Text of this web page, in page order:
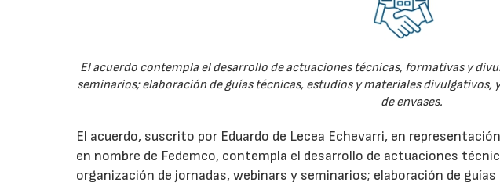
El acuerdo contempla el desarrollo de actuaciones técnicas, formativas y
seminarios; elaboración de guías técnicas, estudios y materiales divulgativos,
de envases.
El acuerdo, suscrito por Eduardo de Lecea Echevarri, en
en nombre de Fedemco, contempla el desarrollo de actuaciones
organización de jornadas, webinars y seminarios; elaboración de